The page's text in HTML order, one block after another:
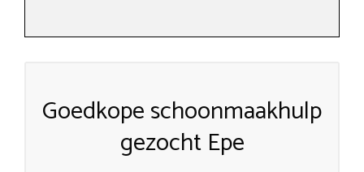
Goedkope schoonmaakhulp
gezocht Epe